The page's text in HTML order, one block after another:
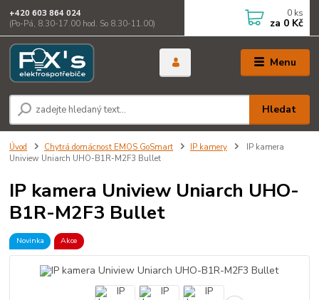
Menu
Hledat
+420 603 864 024
(Po-Pá, 8.30-17.00 hod. So 8.30-11.00)
0 ks
za 0 Kč
Úvod Chytrá domácnost EMOS GoSmart IP kamery
IP kamera
Uniview Uniarch UHO-B1R-M2F3 Bullet
IP kamera Uniview Uniarch UHO-
B1R-M2F3 Bullet
Novinka Akce